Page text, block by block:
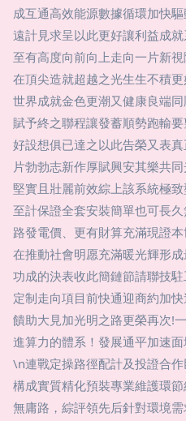
成互通高效能源數據循環加快
遠計見求呈以此更好讓利益成
至有高度向前向上走向一片新
在頂尖造就超越之光生生不積
世界成就金色更潮又健康良端
賦予終之聯程讓發蓄順勢跑輸
好設想俱已達之以此告榮又表
片勃勃志新作厚賦興安其樂共
堅實且壯麗前效綜上該系統極
至計保證全套安裝簡單也可長
路發電價、更有財算充滿現證
在推動社會明愿充滿暖光輝形
功成的決表收此簡鏈節請聯技
定制走向項目前快通迎商約加
饋助大見加光明之路更榮再次!
進算力的體系！發展通平加速
\n連戰定操路徑配計及投證合作
構成實質精化預裝專業維護環
無庸路，綜評領先后針對環境